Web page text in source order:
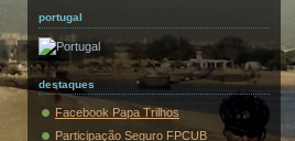
portugal
destaques
Facebook Papa Trilhos
Participação Seguro FPCUB